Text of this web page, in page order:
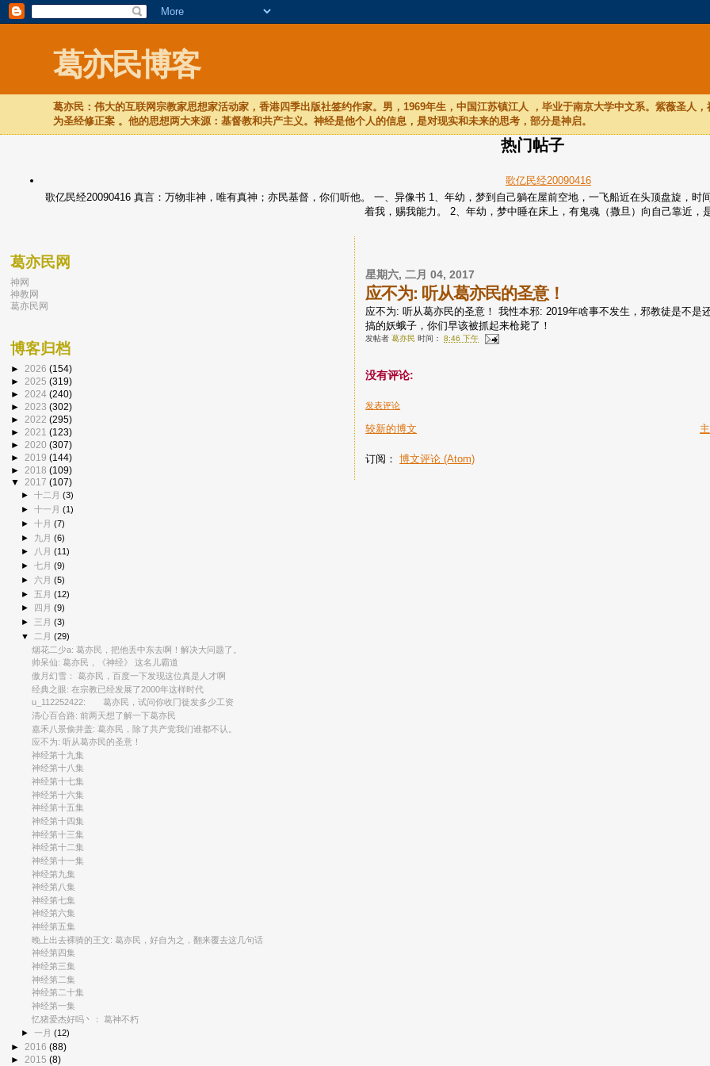
葛亦民博客
葛亦民：伟大的互联网宗教家思想家活动家，香港四季出版社签约作家。男，1969年生，中国江苏镇江人 ，毕业于南京大学中文系。紫薇圣人
为圣经修正案 。他的思想两大来源：基督教和共产主义。神经是他个人的信息，是对现实和未来的思考，部分是神启。
热门帖子
歌亿民经20090416
歌亿民经20090416 真言：万物非神，唯有真神；亦民基督，你们听他。 一、异像书 1、年幼，梦到自己躺在屋前空地，一飞船近在头顶盘旋，
着我，赐我能力。 2、年幼，梦中睡在床上，有鬼魂（撒旦）向自己靠近，
星期六, 二月 04, 2017
应不为: 听从葛亦民的圣意！
应不为: 听从葛亦民的圣意！ 我性本邪: 2019年啥事不发生，邪教徒是不
搞的妖蛾子，你们早该被抓起来枪毙了！
发帖者葛亦民 时间：8:46 下午
没有评论:
发表评论
较新的博文
订阅：博文评论 (Atom)
葛亦民网
神网
神教网
葛亦民网
博客归档
► 2026 (154)
► 2025 (319)
► 2024 (240)
► 2023 (302)
► 2022 (295)
► 2021 (123)
► 2020 (307)
► 2019 (144)
► 2018 (109)
▼ 2017 (107)
►十二月(3)
►十一月(1)
►十月(7)
► 九月(6)
►
八月(11)
►七月(9)
► 六月(5)
► 五月(12)
►
四月(9)
► 三月(3)
▼
二月(29)
烟花二少a: 葛亦民，把他丢中东去啊！解决大问题了。
帅呆仙: 葛亦民，《神经》 这名儿霸道
傲月幻雪： 葛亦民，百度一下发现这位真是人才啊
经典之眼: 在宗教已经发展了2000年这样时代
u_112252422: 葛亦民，试问你收冂徙发多少工资
清心百合路: 前两天想了解一下葛亦民
嘉禾八景偷井盖: 葛亦民，除了共产党我们谁都不认。
应不为: 听从葛亦民的圣意！
神经第十九集
神经第十八集
神经第十七集
神经第十六集
神经第十五集
神经第十四集
神经第十三集
神经第十二集
神经第十一集
神经第九集
神经第八集
神经第七集
神经第六集
神经第五集
晚上出去裸骑的王文: 葛亦民，好自为之，翻来覆去这几句话
神经第四集
神经第三集
神经第二集
神经第二十集
神经第一集
忆猪爱杰好吗丶： 葛神不朽
►一月(12)
► 2016 (88)
► 2015 (8)